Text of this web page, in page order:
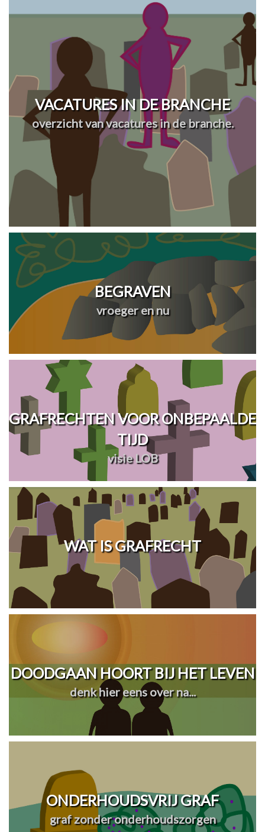
VACATURES IN DE BRANCHE
overzicht van vacatures in de branche.
BEGRAVEN
vroeger en nu
GRAFRECHTEN VOOR ONBEPAALDE
TIJD
visie LOB
WAT IS GRAFRECHT
DOODGAAN HOORT BIJ HET LEVEN
denk hier eens over na...
ONDERHOUDSVRIJ GRAF
graf zonder onderhoudszorgen